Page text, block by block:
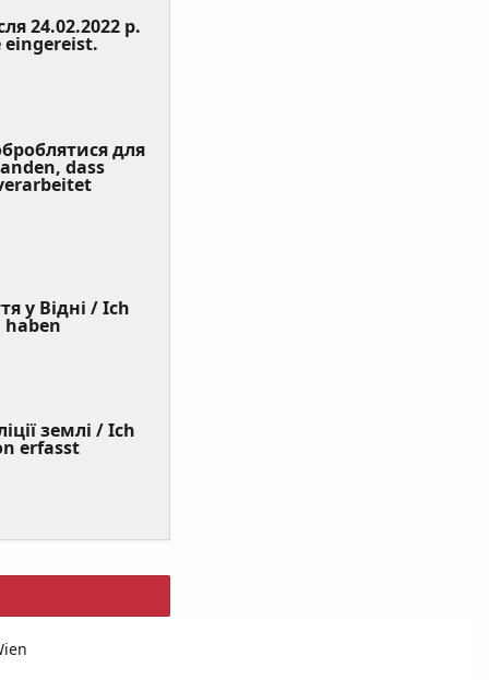
24.02.2022 р.
eingereist. (Value
для
dass
у Відні / Ich
(Value
землі / Ich
erfasst